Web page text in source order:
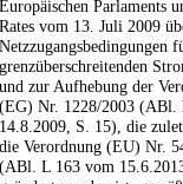
Europäischen Parlaments
Rates vom 13. Juli 2009
Netzzugangsbedingungen
grenzüberschreitenden
und zur Aufhebung der
(EG) Nr. 1228/2003 (ABl.
14.8.2009, S. 15), die
die Verordnung (EU) Nr.
(ABl. L 163 vom